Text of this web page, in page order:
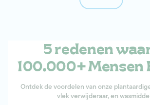
5 redenen
100.000+ Mensen
Ontdek de voordelen van onze
vlek verwijderaar, en